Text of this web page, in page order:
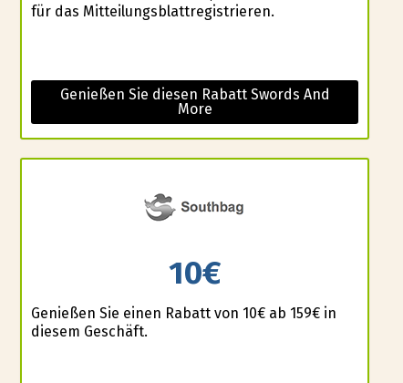
für das Mitteilungsblattregistrieren.
Genießen Sie diesen Rabatt Swords And
More
10€
Genießen Sie einen Rabatt von 10€ ab 159€ in
diesem Geschäft.